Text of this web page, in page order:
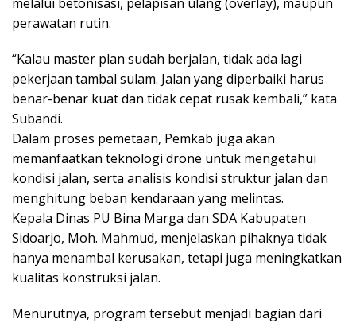
perawatan rutin.
“Kalau master plan sudah berjalan, tidak ada lagi
pekerjaan tambal sulam. Jalan yang diperbaiki harus
benar-benar kuat dan tidak cepat rusak kembali,” kata
Subandi.
Dalam proses pemetaan, Pemkab juga akan
memanfaatkan teknologi drone untuk mengetahui
kondisi jalan, serta analisis kondisi struktur jalan dan
menghitung beban kendaraan yang melintas.
Kepala Dinas PU Bina Marga dan SDA Kabupaten
Sidoarjo, Moh. Mahmud, menjelaskan pihaknya tidak
hanya menambal kerusakan, tetapi juga meningkatkan
kualitas konstruksi jalan.
Menurutnya, program tersebut menjadi bagian dari